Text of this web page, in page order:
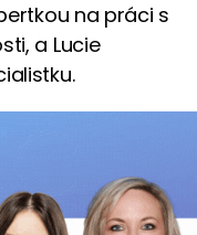
na práci s
a Lucie